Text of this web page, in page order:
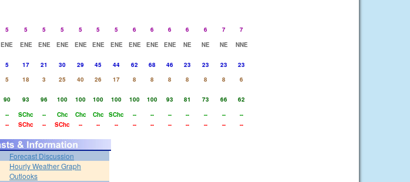
5 5 5 5 5 5 5 6 6 6 6 6 7
7
ENE ENE ENE ENE ENE ENE ENE ENE ENE ENE NE NE NE
NNE
5 17 21 30 29 45 44 62 68 46 23 23 23
23
5 18 3 25 40 26 17 8 8 8 8 8 8
6
90 93 96 100 100 100 100 100 100 93 81 73 66
62
-- SChc -- Chc Chc Chc SChc -- -- -- -- -- --
--
-- SChc -- SChc -- -- -- -- -- -- -- -- -- --
Forecast Discussion
Hourly Weather Graph
Outlooks